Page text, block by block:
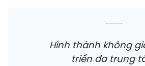
Hình thành không
triển đa trung